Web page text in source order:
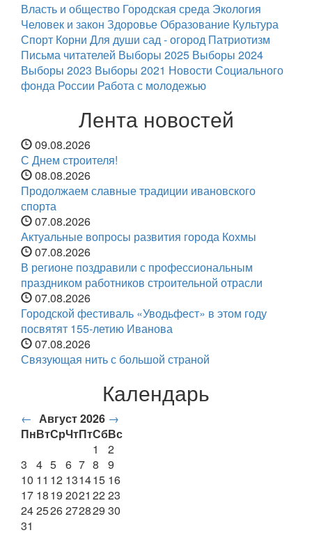
Власть и общество Городская среда Экология
Человек и закон ЗдоровьеОбразование Культура
Спорт Корни Для души сад - огород Патриотизм
Письма читателей Выборы 2025 Выборы 2024
Выборы 2023 Выборы 2021 Новости Социального
фонда России Работа с молодежью
Лента новостей
09.08.2026
С Днем строителя!
08.08.2026
Продолжаем славные традиции ивановского
спорта
07.08.2026
Актуальные вопросы развития города Кохмы
07.08.2026
В регионе поздравили с профессиональным
праздником работников строительной отрасли
07.08.2026
Городской фестиваль «Уводьфест» в этом году
посвятят 155-летию Иванова
07.08.2026
Связующая нить с большой страной
Календарь
← Август 2026 →
ПнВтСрЧтПтСбВс
1
2
3
4 5 6 7 8
9
10 11 12 131415 16
17 1819 2021 2223
242526272829 30
31